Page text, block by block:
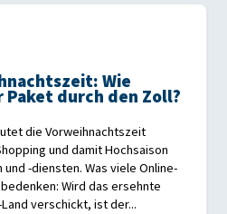
Wie
Paket durch den Zoll?
die Vorweihnachtszeit
und damit Hochsaison
-diensten. Was viele Online-
Wird das ersehnte
verschickt, ist der...